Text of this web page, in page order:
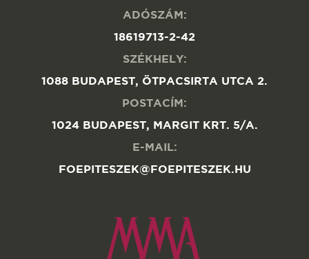
ADÓSZÁM:
18619713-2-42
SZÉKHELY:
1088 BUDAPEST, ÖTPACSIRTA UTCA 2.
POSTACÍM:
1024 BUDAPEST, MARGIT KRT. 5/A.
E-MAIL:
FOEPITESZEK@FOEPITESZEK.HU